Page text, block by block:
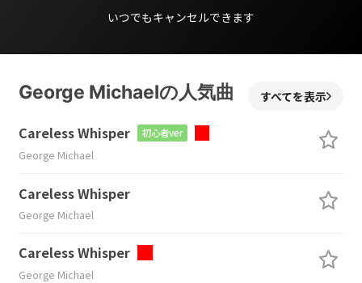
いつでもキャンセルできます
George Michaelの人気曲 すべてを表示
Careless Whisper 初心者ver
George Michael
Careless Whisper
George Michael
Careless Whisper
George Michael